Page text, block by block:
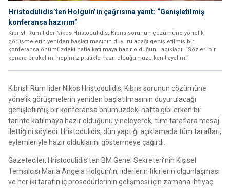
Hristodulidis’ten Holguin’in çağrısına yanıt: “Genişletilmiş
konferansa hazırım”
Kıbrıslı Rum lider Nikos Hristodulidis, Kıbrıs sorunun çözümüne yönelik
görüşmelerin yeniden başlatılmasının duyurulacağı genişletilmiş bir
konferansa önümüzdeki hafta katılmaya hazır olduğunu açıkladı: “Sözleri bir
kenara bırakalım, hepimiz pratikte hazır olduğumuzu kanıtlayalım.”
Kıbrıslı Rum lider Nikos Hristodulidis, Kıbrıs sorunun çözümüne
yönelik görüşmelerin yeniden başlatılmasının duyurulacağı
genişletilmiş bir konferansa önümüzdeki hafta gibi erken bir
tarihte katılmaya hazır olduğunu yineleyerek, tüm taraflara mesaj
ilettiğini söyledi. Hristodulidis, dün yaptığı açıklamada tüm tarafları,
eylemleriyle hazır olduklarını göstermeye çağırdı.
Gazeteciler, Hristodulidis’ten BM Genel Sekreteri’nin Kişisel
Temsilcisi Maria Angela Holguin’in, liderlerin fikirlerin olgunlaşması
ve her iki tarafın iç prosedürlerinin gelişmesi için zamana ihtiyaç